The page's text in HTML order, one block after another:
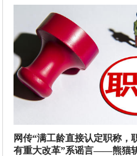
网传“满工龄直接认定职称，
有重大改革”系谣言——熊猫